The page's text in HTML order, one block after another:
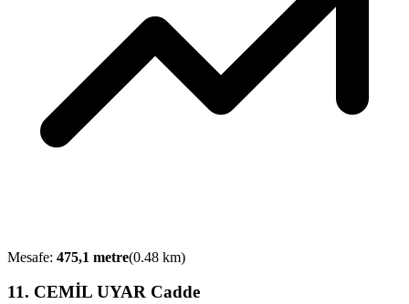
Mesafe: 475,1 metre(0.48 km)
11. CEMİL UYAR Cadde